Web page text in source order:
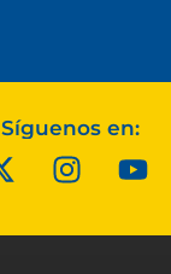
Síguenos en: